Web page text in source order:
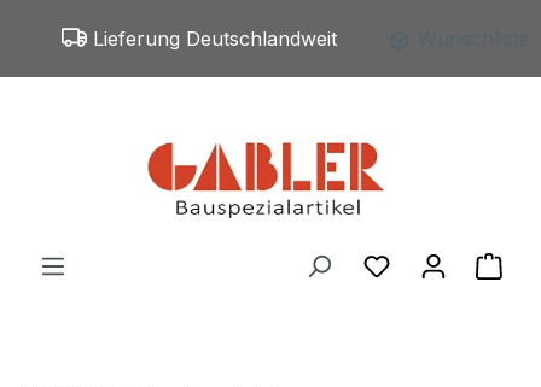
Zum Hauptinhalt springen
Lieferung Deutschlandweit
Du hast 0